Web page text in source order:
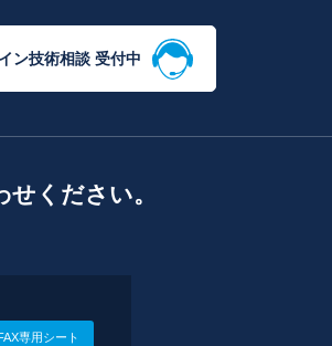
ン技術相談 受付中
ください。
専用シート